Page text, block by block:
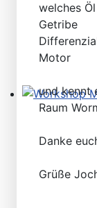
Workshop
welches
Getribe
Motor
und kennt
Raum
Danke
Grüße